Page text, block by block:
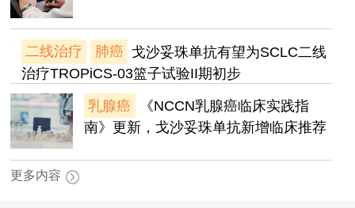
二线治疗 肺癌 戈沙妥珠单抗有望为SCLC二线
治疗TROPiCS-03篮子试验II期初步
乳腺癌
《NCCN乳腺癌临床实践指
南》更新，戈沙妥珠单抗新增临床推荐
更多内容